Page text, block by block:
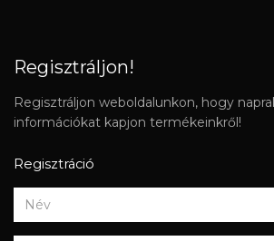
Regisztráljon!
Regisztráljon weboldalunkon, hogy
információkat kapjon termékeinkről!
Regisztráció